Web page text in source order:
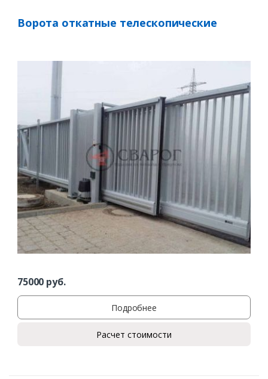
Ворота откатные телескопические
75000 руб.
Подробнее
Расчет стоимости